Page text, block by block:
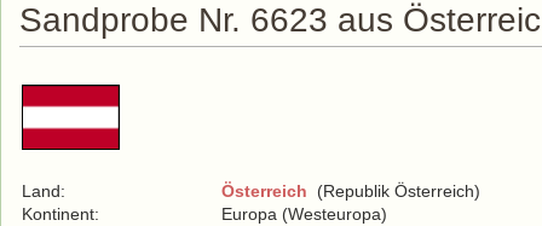
Sandprobe Nr. 6623 aus
Land: Österreich (Republik Österreich)
Kontinent:
Europa (Westeuropa)